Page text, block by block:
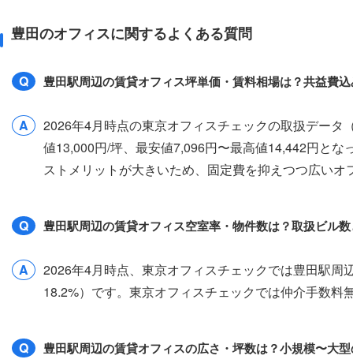
豊田のオフィスに関するよくある質問
Q 豊田駅周辺の賃貸オフィス坪単価・賃料相場は？共益費
A
2026年4月時点の東京オフィスチェックの取扱デー
値13,000円/坪、最安値7,096円〜最高値14,442円と
ストメリットが大きいため、固定費を抑えつつ広い
Q 豊田駅周辺の賃貸オフィス空室率・物件数は？取扱ビル
A
2026年4月時点、東京オフィスチェックでは豊田駅
18.2%）です。東京オフィスチェックでは仲介手数
Q 豊田駅周辺の賃貸オフィスの広さ・坪数は？小規模〜大